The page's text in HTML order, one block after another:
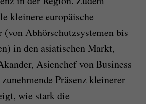
kleinere europäische
(von Abhörschutzsystemen bis
in den asiatischen Markt,
Asienchef von Business
zunehmende Präsenz kleinerer
wie stark die